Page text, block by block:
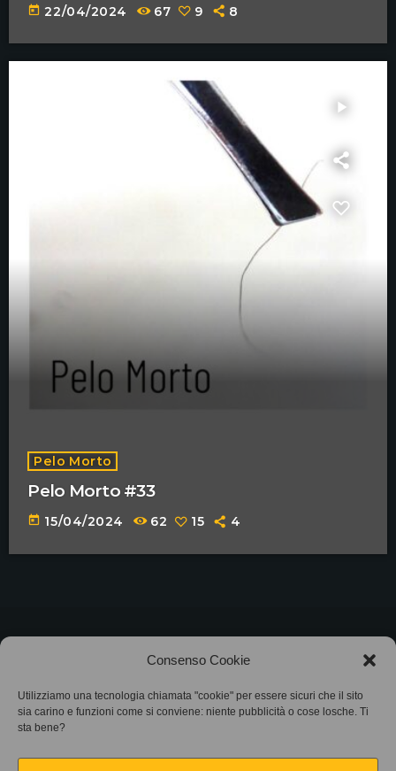
Consenso Cookie
Utilizziamo una tecnologia chiamata "cookie" per essere sicuri che il sito
sia carino e funzioni come si conviene: niente pubblicità o cose losche. Ti
sta bene?
today 22/04/2024 67 9 8
play_arrow
Pelo Morto
Pelo Morto #33
today 15/04/2024 62 15 4
Associazione Bandito • CF 97882400019 •
Privacy Policy•Cookie Policy (UE) • Protocollo
SIAE 7425